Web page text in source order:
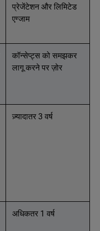
प्रेजेंटेशन और लिमिटेड
एग्जाम
कॉन्सेप्ट्स को समझकर
लागू करने पर ज़ोर
ज़्यादातर 3 वर्ष
अधिकतर 1 वर्ष